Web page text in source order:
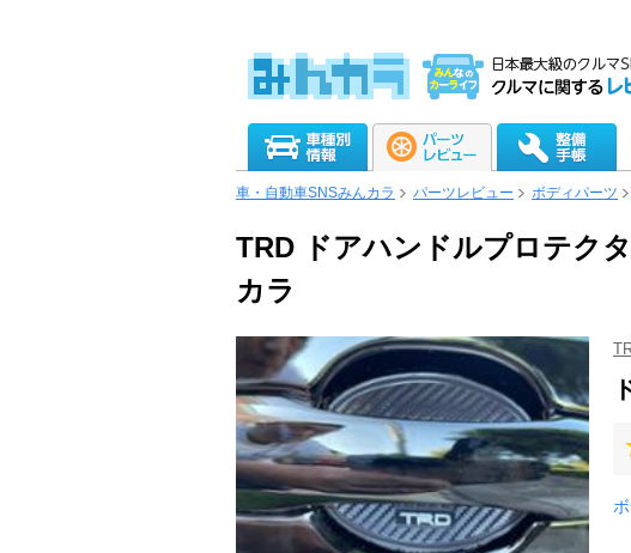
車・自動車SNSみんカラ パーツレビュー ボディパーツ
TRD ドアハンドルプロテク
カラ